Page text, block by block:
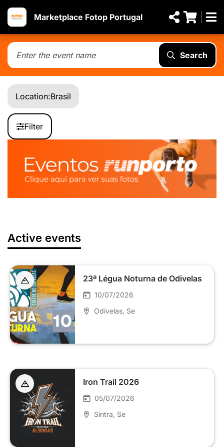
Marketplace Fotop Portugal
Search
Location:Brasil
Filter
Active events
23ª Légua Noturna de Odivelas
10/07/2026
Odivelas , Se
Iron Trail 2026
05/07/2026
Sintra , Se